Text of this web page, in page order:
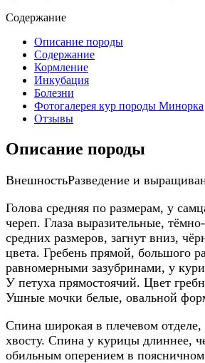
Содержание
Описание породы
Содержание
Кормление
Инкубация
Болезни
Фотогалерея кур породы Минорка
Отзывы
Описание породы
ВнешностьРазведение и
Голова средняя по размерам, у
череп. Глаза выразительные,
средних размеров, загнут вниз,
цвета. Гребень прямой, большого
равномерными зазубринами, у
У петуха прямостоячий. Цвет
Ушные мочки белые, овальной
Спина широкая в плечевом отделе,
хвосту. Спина у курицы длиннее,
обильным оперением в поясничном